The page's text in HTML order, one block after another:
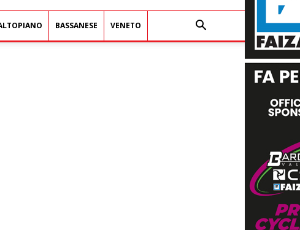
BASSANESE VENETO